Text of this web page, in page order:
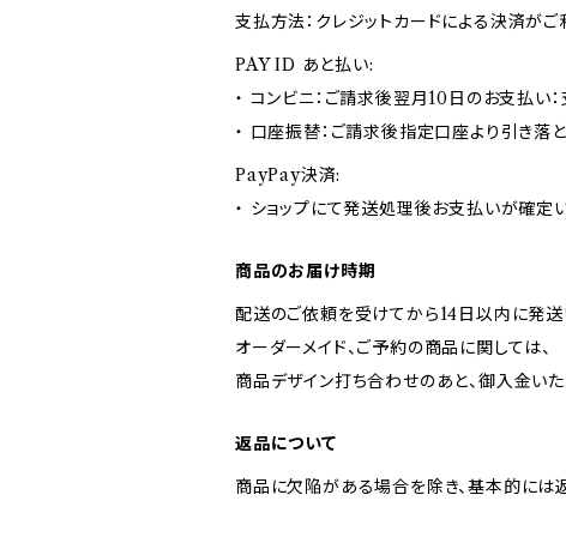
支払方法：クレジットカードによる決済が
PAY ID あと払い:
・ コンビニ：ご請求後翌月10日のお支払い
・ 口座振替：ご請求後指定口座より引き落
PayPay決済:
・ ショップにて発送処理後お支払いが確定い
商品のお届け時期
配送のご依頼を受けてから14日以内に発送
オーダーメイド、ご予約の商品に関しては、
商品デザイン打ち合わせのあと、御入金い
返品について
商品に欠陥がある場合を除き、基本的には